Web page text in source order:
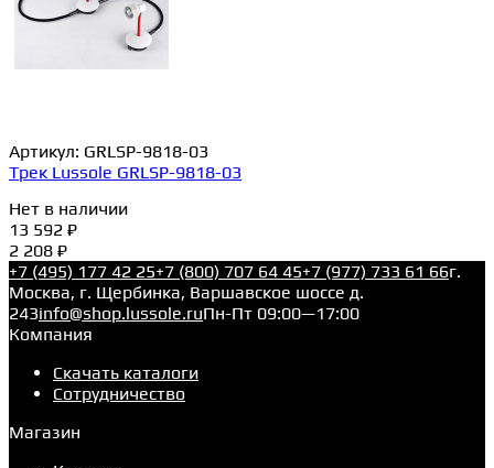
Артикул: GRLSP-9818-03
Трек Lussole GRLSP-9818-03
Нет в наличии
13 592 ₽
2 208 ₽
+7 (495) 177 42 25+7 (800) 707 64 45+7 (977) 733 61 66г.
Москва, г. Щербинка, Варшавское шоссе д.
243info@shop.lussole.ruПн-Пт 09:00—17:00
Компания
Скачать каталоги
Сотрудничество
Магазин